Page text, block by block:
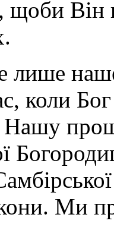
щоби Він
коли
Ми